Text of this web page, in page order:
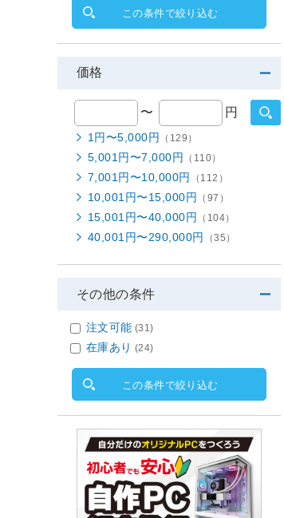
この条件で絞り込む
価格
〜 円
1円〜5,000円 （129）
5,001円〜7,000円 （110）
7,001円〜10,000円 （112）
10,001円〜15,000円 （97）
15,001円〜40,000円 （104）
40,001円〜290,000円 （35）
その他の条件
注文可能 (31)
在庫あり (24)
この条件で絞り込む